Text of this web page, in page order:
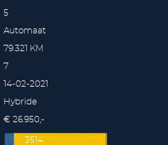
5
Automaat
79.321 KM
7
14-02-2021
Hybride
€ 26.950,-
3514